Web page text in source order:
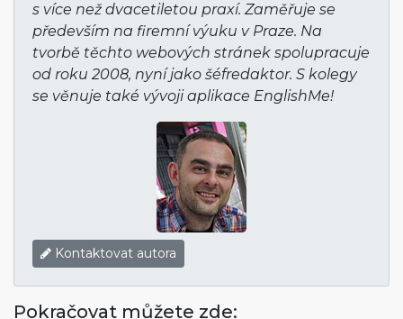
s více než dvacetiletou praxí. Zaměřuje se
především na firemní výuku v Praze. Na
tvorbě těchto webových stránek spolupracuje
od roku 2008, nyní jako šéfredaktor. S kolegy
se věnuje také vývoji aplikace EnglishMe!
Kontaktovat autora
Pokračovat můžete zde: